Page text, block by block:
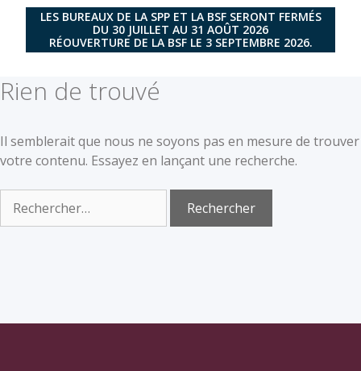
LES BUREAUX DE LA SPP ET LA BSF SERONT FERMÉS
DU 30 JUILLET AU 31 AOÛT 2026
RÉOUVERTURE DE LA BSF LE 3 SEPTEMBRE 2026.
Rien de trouvé
Il semblerait que nous ne soyons pas en mesure de trouver
votre contenu. Essayez en lançant une recherche.